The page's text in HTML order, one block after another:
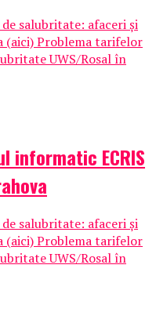
salubritate: afaceri și
(aici) Problema tarifelor
UWS/Rosal în
informatic ECRIS
salubritate: afaceri și
(aici) Problema tarifelor
UWS/Rosal în